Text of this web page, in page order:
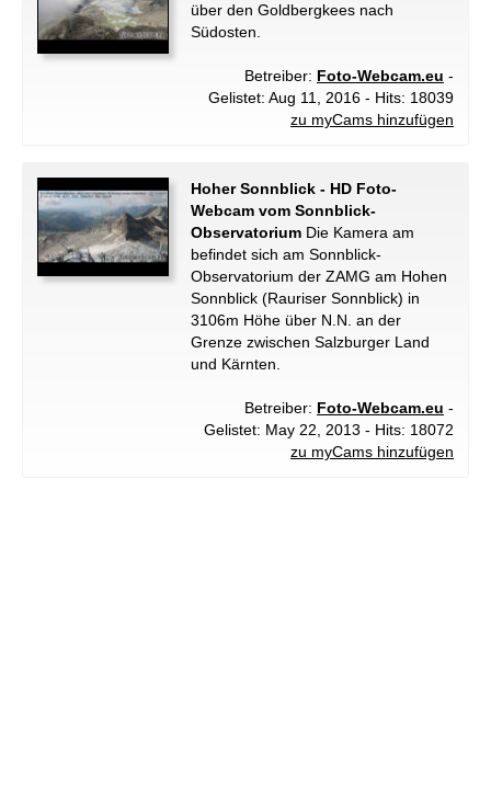
über den Goldbergkees nach
Südosten.
Betreiber: Foto-Webcam.eu -
Gelistet: Aug 11, 2016 - Hits: 18039
zu myCams hinzufügen
Hoher Sonnblick - HD Foto-
Webcam vom Sonnblick-
Observatorium Die Kamera am
befindet sich am Sonnblick-
Observatorium der ZAMG am Hohen
Sonnblick (Rauriser Sonnblick) in
3106m Höhe über N.N. an der
Grenze zwischen Salzburger Land
und Kärnten.
Betreiber: Foto-Webcam.eu -
Gelistet: May 22, 2013 - Hits: 18072
zu myCams hinzufügen